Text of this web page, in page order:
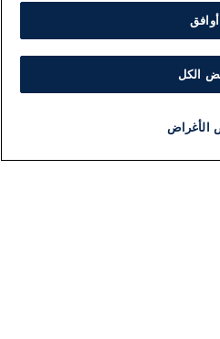
أوافق
الكل
الأغراض